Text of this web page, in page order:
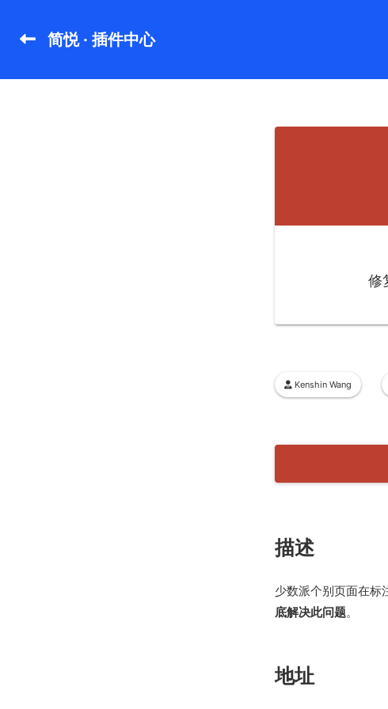
简悦 · 插件中心
修
Kenshin Wang
描述
少数派个别页面在标
底解决此问题。
地址